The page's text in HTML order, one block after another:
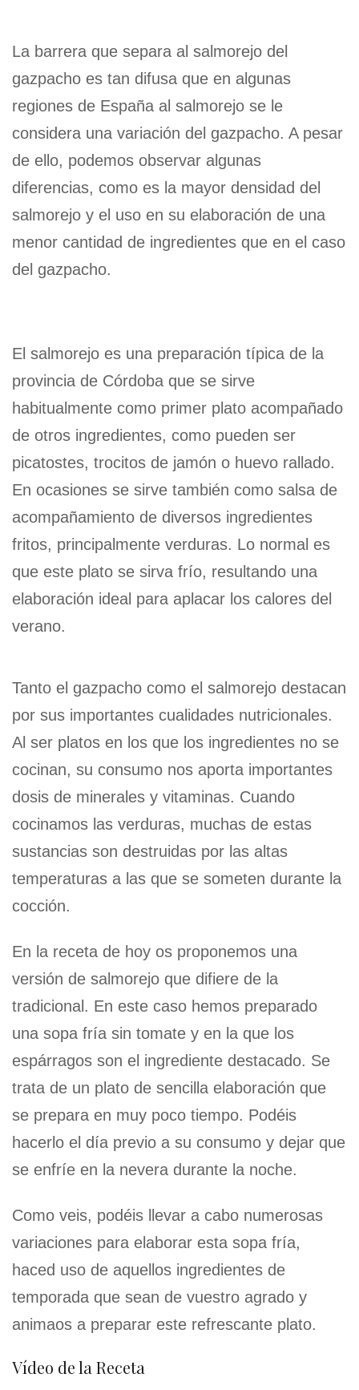
La barrera que separa al salmorejo del
gazpacho es tan difusa que en algunas
regiones de España al salmorejo se le
considera una variación del gazpacho. A pesar
de ello, podemos observar algunas
diferencias, como es la mayor densidad del
salmorejo y el uso en su elaboración de una
menor cantidad de ingredientes que en el caso
del gazpacho.
El salmorejo es una preparación típica de la
provincia de Córdoba que se sirve
habitualmente como primer plato acompañado
de otros ingredientes, como pueden ser
picatostes, trocitos de jamón o huevo rallado.
En ocasiones se sirve también como salsa de
acompañamiento de diversos ingredientes
fritos, principalmente verduras. Lo normal es
que este plato se sirva frío, resultando una
elaboración ideal para aplacar los calores del
verano.
Tanto el gazpacho como el salmorejo destacan
por sus importantes cualidades nutricionales.
Al ser platos en los que los ingredientes no se
cocinan, su consumo nos aporta importantes
dosis de minerales y vitaminas. Cuando
cocinamos las verduras, muchas de estas
sustancias son destruidas por las altas
temperaturas a las que se someten durante la
cocción.
En la receta de hoy os proponemos una
versión de salmorejo que difiere de la
tradicional. En este caso hemos preparado
una sopa fría sin tomate y en la que los
espárragos son el ingrediente destacado. Se
trata de un plato de sencilla elaboración que
se prepara en muy poco tiempo. Podéis
hacerlo el día previo a su consumo y dejar que
se enfríe en la nevera durante la noche.
Como veis, podéis llevar a cabo numerosas
variaciones para elaborar esta sopa fría,
haced uso de aquellos ingredientes de
temporada que sean de vuestro agrado y
animaos a preparar este refrescante plato.
Vídeo de la Receta